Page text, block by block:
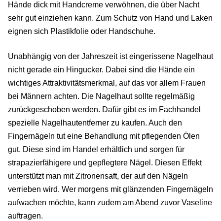
Hände dick mit Handcreme verwöhnen, die über Nacht
sehr gut einziehen kann. Zum Schutz von Hand und Laken
eignen sich Plastikfolie oder Handschuhe.
Unabhängig von der Jahreszeit ist eingerissene Nagelhaut
nicht gerade ein Hingucker. Dabei sind die Hände ein
wichtiges Attraktivitätsmerkmal, auf das vor allem Frauen
bei Männern achten. Die Nagelhaut sollte regelmäßig
zurückgeschoben werden. Dafür gibt es im Fachhandel
spezielle Nagelhautentferner zu kaufen. Auch den
Fingernägeln tut eine Behandlung mit pflegenden Ölen
gut. Diese sind im Handel erhältlich und sorgen für
strapazierfähigere und gepflegtere Nägel. Diesen Effekt
unterstützt man mit Zitronensaft, der auf den Nägeln
verrieben wird. Wer morgens mit glänzenden Fingernägeln
aufwachen möchte, kann zudem am Abend zuvor Vaseline
auftragen.